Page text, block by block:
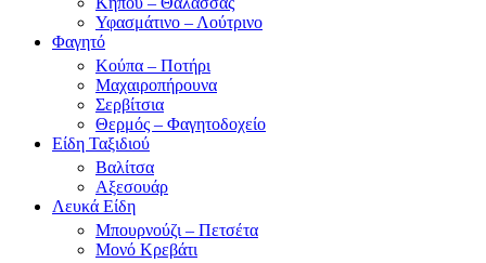
Υφασμάτινο – Λούτρινο
Φαγητό
Κούπα – Ποτήρι
Μαχαιροπήρουνα
Σερβίτσια
Θερμός – Φαγητοδοχείο
Είδη Ταξιδιού
Βαλίτσα
Αξεσουάρ
Λευκά Είδη
Μπουρνούζι – Πετσέτα
Μονό Κρεβάτι